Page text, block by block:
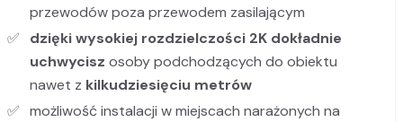
przewodów poza przewodem zasilającym
dzięki wysokiej rozdzielczości 2K dokładnie
uchwycisz osoby podchodzących do obiektu
nawet z kilkudziesięciu metrów
możliwość instalacji w miejscach narażonych na